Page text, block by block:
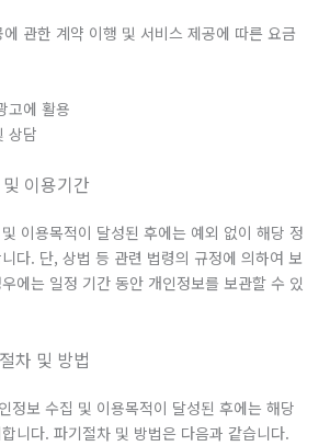
에 관한 계약 이행 및 서비스 제공에 따른 요금
고에 활용
상담
이용기간
이용목적이 달성된 후에는 예외 없이 해당 정
다. 단, 상법 등 관련 법령의 규정에 의하여 보
에는 일정 기간 동안 개인정보를 보관할 수 있
차 및 방법
정보 수집 및 이용목적이 달성된 후에는 해당
니다. 파기절차 및 방법은 다음과 같습니다.